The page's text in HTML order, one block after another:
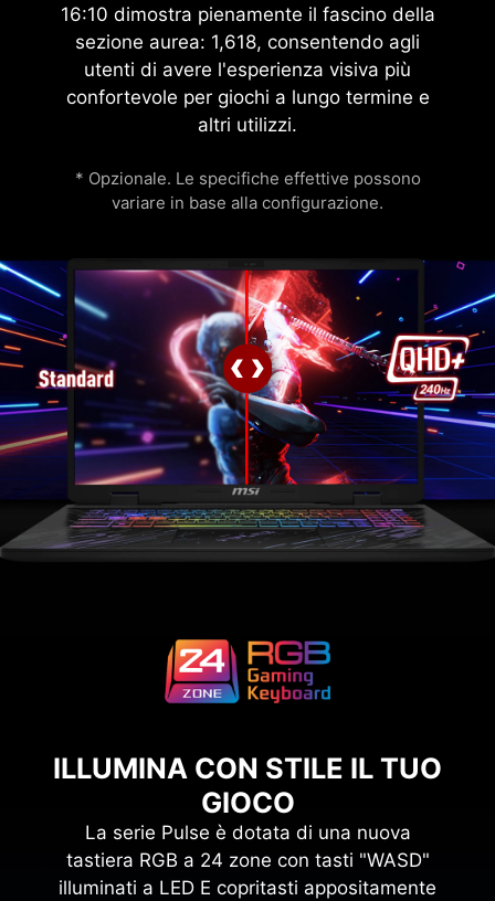
16:10 dimostra pienamente il fascino della
sezione aurea: 1,618, consentendo agli
utenti di avere l'esperienza visiva più
confortevole per giochi a lungo termine e
altri utilizzi.
* Opzionale. Le specifiche effettive possono
variare in base alla configurazione.
ILLUMINA CON STILE IL TUO
GIOCO
La serie Pulse è dotata di una nuova
tastiera RGB a 24 zone con tasti "WASD"
illuminati a LED E copritasti appositamente